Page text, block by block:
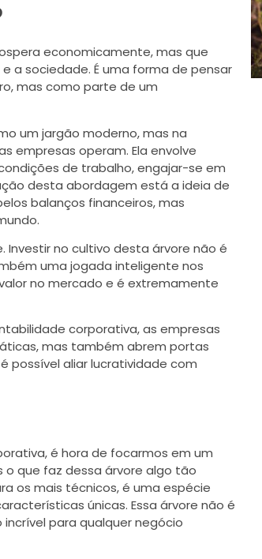
economicamente, mas que
a sociedade. É uma forma de pensar
mas como parte de um
um jargão moderno, mas na
empresas operam. Ela envolve
de trabalho, engajar-se em
desta abordagem está a ideia de
balanços financeiros, mas
Investir no cultivo desta árvore não é
uma jogada inteligente nos
no mercado e é extremamente
corporativa, as empresas
mas também abrem portas
possível aliar lucratividade com
é hora de focarmos em um
o que faz dessa árvore algo tão
os mais técnicos, é uma espécie
únicas. Essa árvore não é
para qualquer negócio